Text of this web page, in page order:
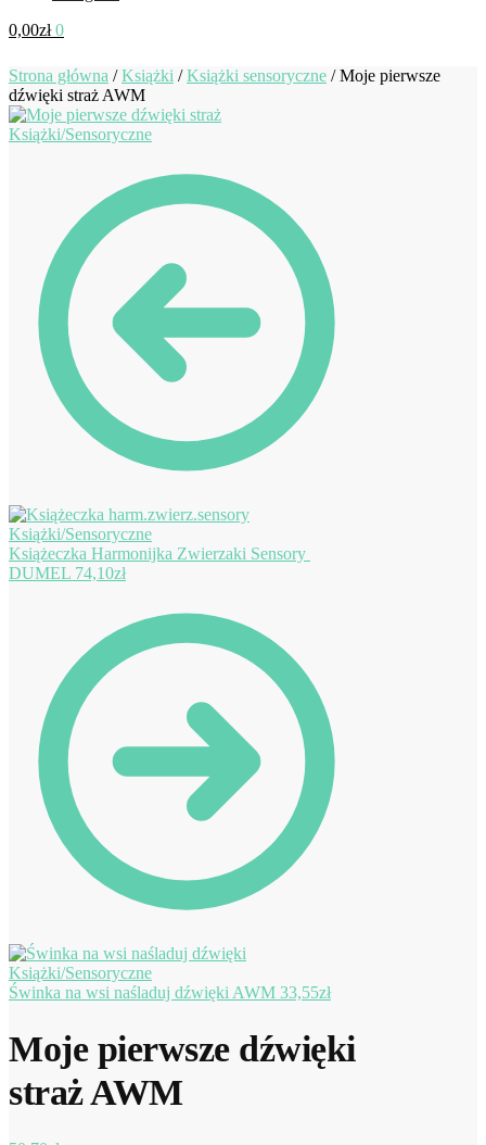
0,00zł 0
Strona główna /Książki /Książki sensoryczne /Moje pierwsze
dźwięki straż AWM
Książeczka Harmonijka Zwierzaki Sensory
DUMEL 74,10zł
Świnka na wsi naśladuj dźwięki AWM 33,55zł
Moje pierwsze dźwięki
straż AWM